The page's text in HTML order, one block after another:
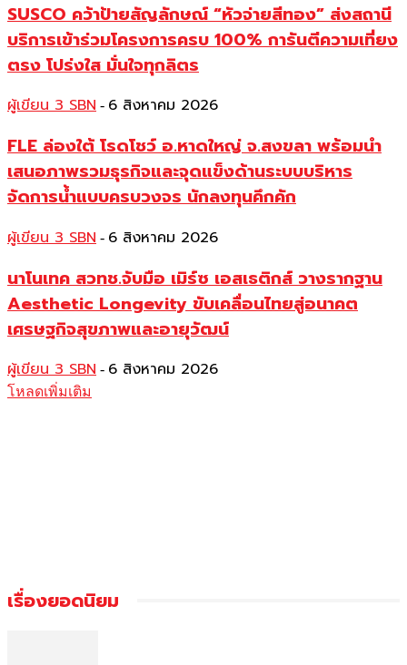
SUSCO คว้าป้ายสัญลักษณ์ “หัวจ่ายสีทอง” ส่งสถานี
บริการเข้าร่วมโครงการครบ 100% การันตีความเที่ยง
ตรง โปร่งใส มั่นใจทุกลิตร
ผู้เขียน 3 SBN - 6 สิงหาคม 2026
FLE ล่องใต้ โรดโชว์ อ.หาดใหญ่ จ.สงขลา พร้อมนำ
เสนอภาพรวมธุรกิจและจุดแข็งด้านระบบบริหาร
จัดการน้ำแบบครบวงจร นักลงทุนคึกคัก
ผู้เขียน 3 SBN - 6 สิงหาคม 2026
นาโนเทค สวทช.จับมือ เมิร์ซ เอสเธติกส์ วางรากฐาน
Aesthetic Longevity ขับเคลื่อนไทยสู่อนาคต
เศรษฐกิจสุขภาพและอายุวัฒน์
ผู้เขียน 3 SBN - 6 สิงหาคม 2026
โหลดเพิ่มเติม
เรื่องยอดนิยม